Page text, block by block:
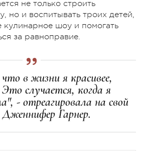
не только строить
но и воспитывать троих детей,
кулинарное шоу и помогать
за равноправие.
в жизни я красивее,
случается, когда я
- отреагировала на свой
Гарнер.